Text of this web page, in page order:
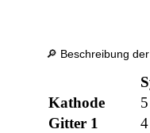
🔎 Beschreibung
Kathode
5
Gitter 1
4